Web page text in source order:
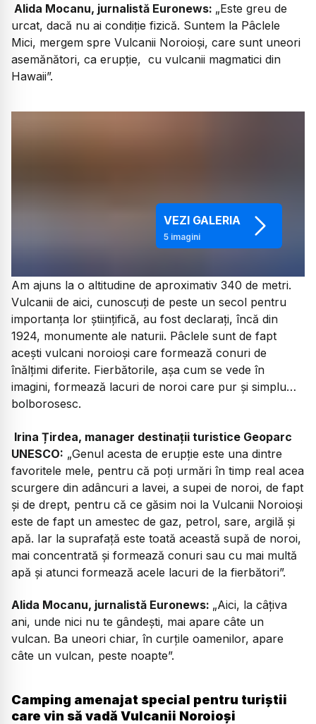
Alida Mocanu, jurnalistă Euronews: „Este greu de
urcat, dacă nu ai condiție fizică. Suntem la Pâclele
Mici, mergem spre Vulcanii Noroioși, care sunt uneori
asemănători, ca erupție, cu vulcanii magmatici din
Hawaii”.
VEZI GALERIA
5imagini
Am ajuns la o altitudine de aproximativ 340 de metri.
Vulcanii de aici, cunoscuți de peste un secol pentru
importanța lor științifică, au fost declarați, încă din
1924, monumente ale naturii. Pâclele sunt de fapt
acești vulcani noroioși care formează conuri de
înălțimi diferite. Fierbătorile, așa cum se vede în
imagini, formează lacuri de noroi care pur și simplu…
bolborosesc.
Irina Țirdea, manager destinații turistice Geoparc
UNESCO: „Genul acesta de erupție este una dintre
favoritele mele, pentru că poți urmări în timp real acea
scurgere din adâncuri a lavei, a supei de noroi, de fapt
și de drept, pentru că ce găsim noi la Vulcanii Noroioși
este de fapt un amestec de gaz, petrol, sare, argilă și
apă. Iar la suprafață este toată această supă de noroi,
mai concentrată și formează conuri sau cu mai multă
apă și atunci formează acele lacuri de la fierbători”.
Alida Mocanu, jurnalistă Euronews: „Aici, la câțiva
ani, unde nici nu te gândești, mai apare câte un
vulcan. Ba uneori chiar, în curțile oamenilor, apare
câte un vulcan, peste noapte”.
Camping amenajat special pentru turiștii
care vin să vadă Vulcanii Noroioși